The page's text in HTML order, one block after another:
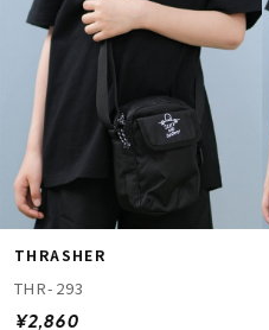
THRASHER
THR-293
¥2,860